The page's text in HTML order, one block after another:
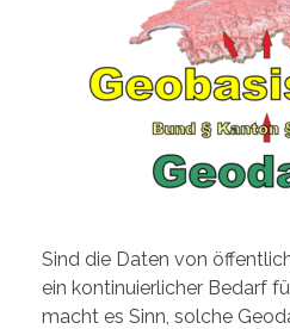
Sind die Daten von
ein kontinuierlicher Bedarf
macht es Sinn, solche